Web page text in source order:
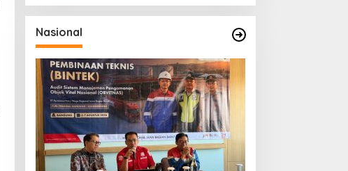
Nasional